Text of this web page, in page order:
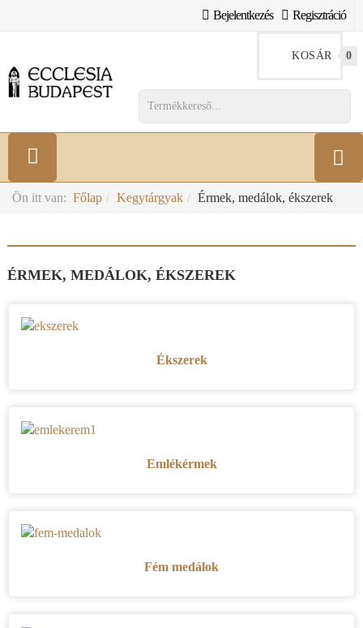
Bejelentkezés Regisztráció
KOSÁR 0
Ön itt van: Főlap Kegytárgyak Érmek, medálok, ékszerek
ÉRMEK, MEDÁLOK, ÉKSZEREK
Ékszerek
Emlékérmek
Fém medálok